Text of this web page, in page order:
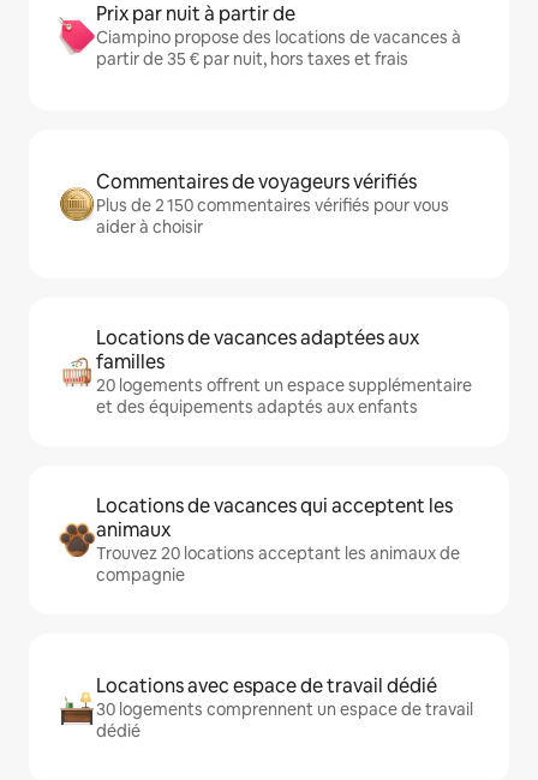
Prix par nuit à partir de
Ciampino propose des locations de vacances à
partir de 35 € par nuit, hors taxes et frais
Commentaires de voyageurs vérifiés
Plus de 2 150 commentaires vérifiés pour vous
aider à choisir
Locations de vacances adaptées aux
familles
20 logements offrent un espace supplémentaire
et des équipements adaptés aux enfants
Locations de vacances qui acceptent les
animaux
Trouvez 20 locations acceptant les animaux de
compagnie
Locations avec espace de travail dédié
30 logements comprennent un espace de travail
dédié